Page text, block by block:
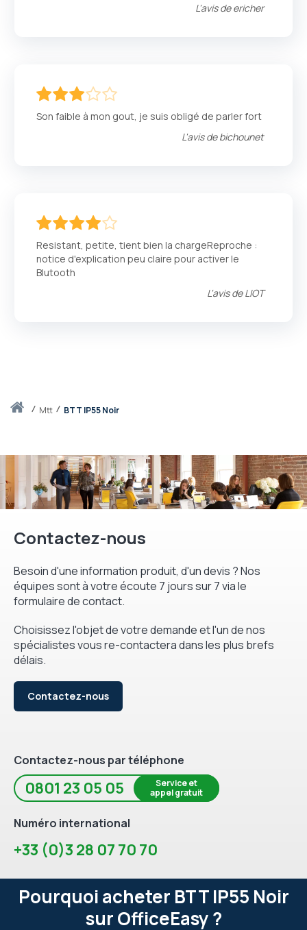
Accueilmtt BTT IP55 Noir
L'avis deericher
Son faible à mon gout, je suis obligé de parler fort
L'avis debichounet
Resistant, petite, tient bien la chargeReproche :
notice d'explication peu claire pour activer le
Blutooth
L'avis deLIOT
Contactez-nous
Besoin d'une information produit, d'un devis ? Nos
équipes sont à votre écoute 7 jours sur 7 via le
formulaire de contact.
Choisissez l'objet de votre demande et l'un de nos
spécialistes vous re-contactera dans les plus brefs
délais.
Contactez-nous
Contactez-nous par téléphone
0801 23 05 05
Service et
appel gratuit
Numéro international
+33 (0)3 28 07 70 70
Pourquoi acheter BTT IP55 Noir
sur OfficeEasy ?